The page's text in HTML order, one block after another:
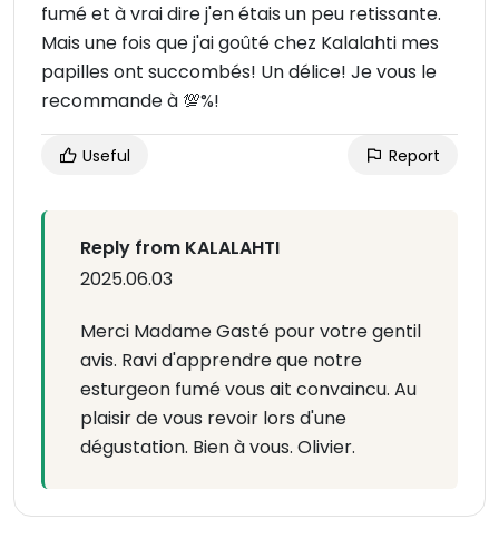
fumé et à vrai dire j'en étais un peu retissante.
Mais une fois que j'ai goûté chez Kalalahti mes
papilles ont succombés! Un délice! Je vous le
recommande à 💯%!
Useful Report
Reply from KALALAHTI
2025.06.03
Merci Madame Gasté pour votre gentil
avis. Ravi d'apprendre que notre
esturgeon fumé vous ait convaincu. Au
plaisir de vous revoir lors d'une
dégustation. Bien à vous. Olivier.